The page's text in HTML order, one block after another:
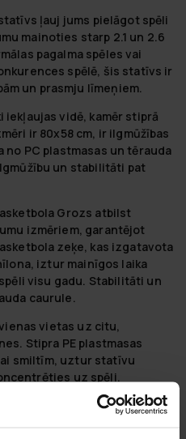
ļauj jums pielāgot spēli
mainoties starp 2.1 un 2.6
pagalma spēles vai
spēlē, šis statīvs ir
un prasmju līmeņiem.
vidē, kamēr stiprā
ir 80x58 cm, ir ilgmūžības
PC plastmasas un tērauda
un stabilitāti pat
Grozs atbilst
izmēriem, garantējot
zeķe, kas izgatavota
iztur mainīgos laika
visu gadu. Stabilitāti un
caurule.
vietas uz citu,
Stipra PE plastmasas
smiltīm, uztur statīvu
uz spēli.
sastāvdaļas: aizmugurējā